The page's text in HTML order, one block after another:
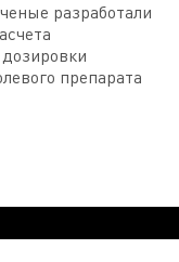
разработали
препарата